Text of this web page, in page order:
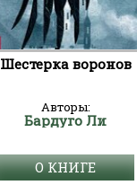
Шестерка воронов
Авторы:
Бардуго Ли
О КНИГЕ